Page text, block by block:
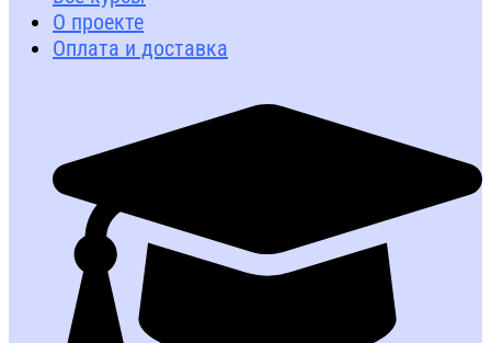
О проекте
Оплата и доставка